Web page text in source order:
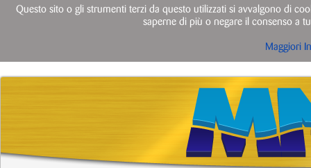
Questo sito o gli strumenti terzi da questo utilizzati si avvalgono di
saperne di più o negare il consenso a
Maggiori